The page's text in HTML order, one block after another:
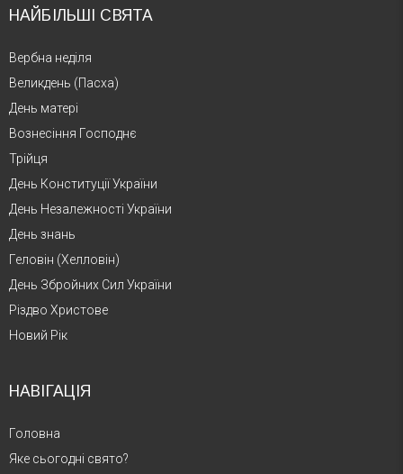
НАЙБІЛЬШІ СВЯТА
Вербна неділя
Великдень (Пасха)
День матері
Вознесіння Господнє
Трійця
День Конституції України
День Незалежності України
День знань
Геловін (Хелловін)
День Збройних Сил України
Різдво Христове
Новий Рік
НАВІГАЦІЯ
Головна
Яке сьогодні свято?